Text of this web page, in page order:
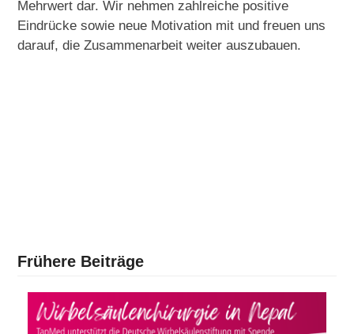
Mehrwert dar. Wir nehmen zahlreiche positive
Eindrücke sowie neue Motivation mit und freuen uns
darauf, die Zusammenarbeit weiter auszubauen.
Frühere Beiträge